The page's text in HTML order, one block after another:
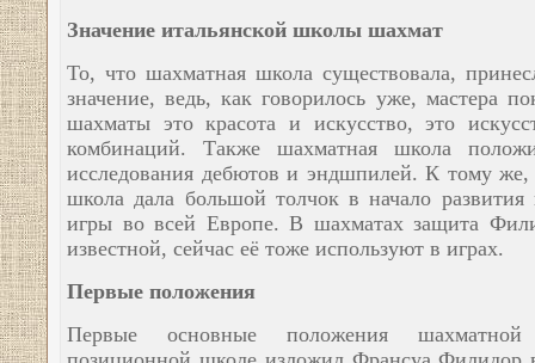
Значение итальянской школы шахмат
То, что шахматная школа существовала,
значение, ведь, как говорилось уже, мастера
шахматы это красота и искусство, это
комбинаций. Также шахматная школа
исследования дебютов и эндшпилей. К тому же,
школа дала большой толчок в начало развития
игры во всей Европе. В шахматах защита
известной, сейчас её тоже используют в играх.
Первые положения
Первые основные положения